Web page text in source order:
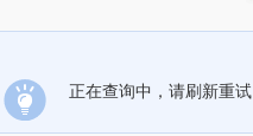
正在查询中，请刷新重试